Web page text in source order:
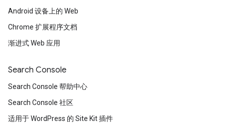
Android 设备上的 Web
Chrome 扩展程序文档
渐进式 Web 应用
Search Console
Search Console 帮助中心
Search Console 社区
适用于 WordPress 的 Site Kit 插件